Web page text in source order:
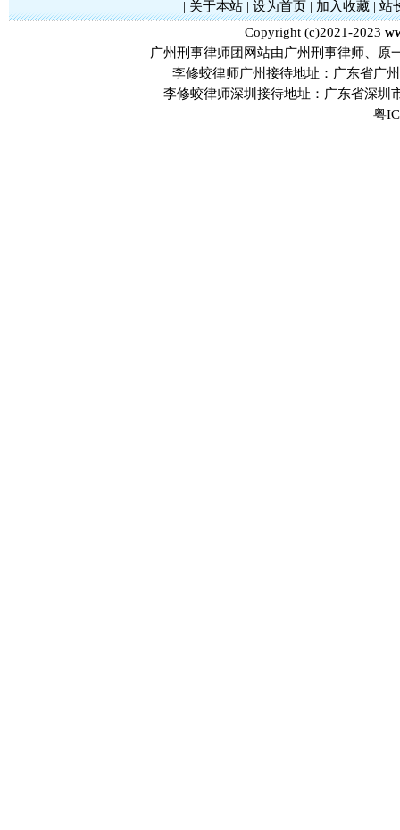
| 关于本站| 设为首页| 加入收藏| 站
Copyright (c)2021-2023
广州刑事律师团网站由广州刑事律师、原
李修蛟律师广州接待地址：广东省广
李修蛟律师深圳接待地址：广东省深圳
粤